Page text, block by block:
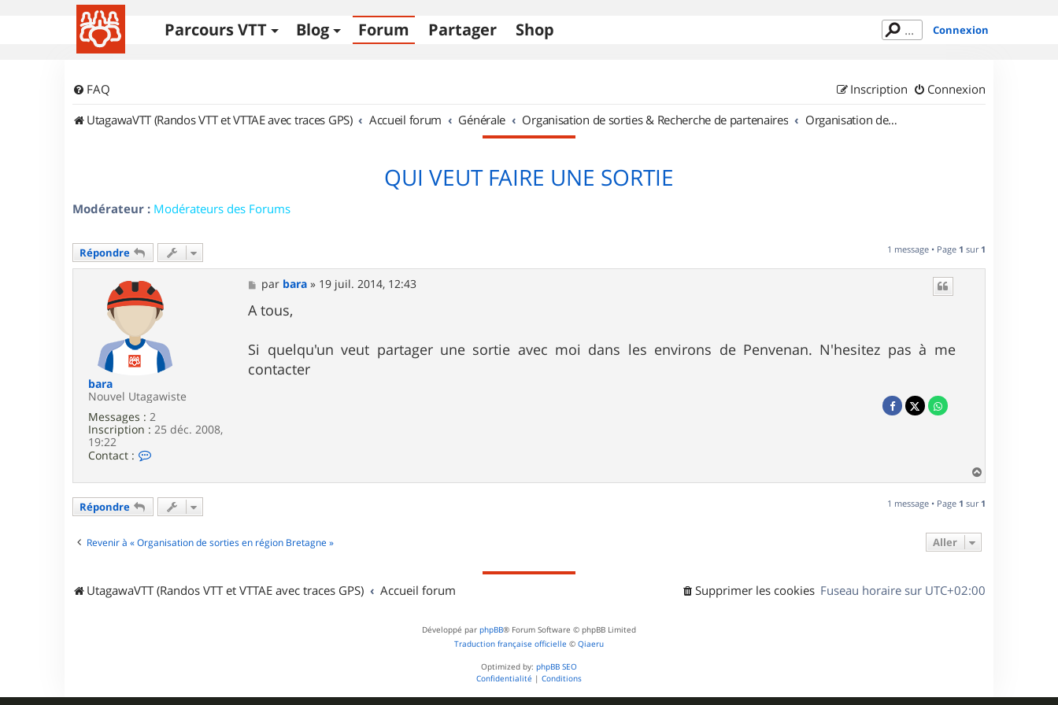
Parcours VTT Blog Forum Partager Shop Connexion
FAQ Connexion
Inscription
UtagawaVTT (Randos VTT et VTTAE avec traces GPS)
Accueil forum Générale Organisation de sorties & Recherche de partenaires Organisation de sorties en région Bretagne
QUI VEUT FAIRE UNE SORTIE
Modérateur : Modérateurs des Forums
Répondre 1 message • Page 1 sur 1
bara
Nouvel Utagawiste
Messages : 2
Inscription : 25 déc. 2008,
19:22
Contact :
c
e
r
M
e
s
s
g
e
par bara » 19 juil. 2014, 12:43
A tous,
Si quelqu'un veut partager une sortie avec moi dans les environs de Penvenan. N'hesitez pas à me
contacter
a
t
Répondre 1 message • Page 1 sur 1
Revenir à « Organisation de sorties en région Bretagne » Aller
UtagawaVTT (Randos VTT et VTTAE avec traces GPS) Accueil forum Fuseau horaire sur UTC+02:00
Supprimer les cookies
Développé par phpBB® Forum Software © phpBB Limited
Traduction française officielle © Qiaeru
Optimized by: phpBB SEO
Confidentialité | Conditions